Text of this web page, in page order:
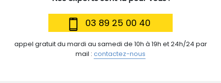
03 89 25 00 40
appel gratuit du mardi au samedi de 10h à 19h et 24h/24 par
mail : contactez-nous